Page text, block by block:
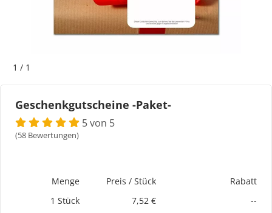
1 / 1
Geschenkgutscheine -Paket-
5 von 5
(58 Bewertungen)
Menge Preis / Stück
Rabatt
1 Stück
7,52 €
--
Bogeti Etiketten
Etikettenspender
Etiketten auf Rolle
Thermotransferetiketten